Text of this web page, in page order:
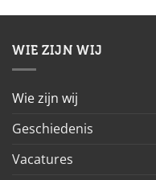
WIE ZIJN WIJ
Wie zijn wij
Geschiedenis
Vacatures